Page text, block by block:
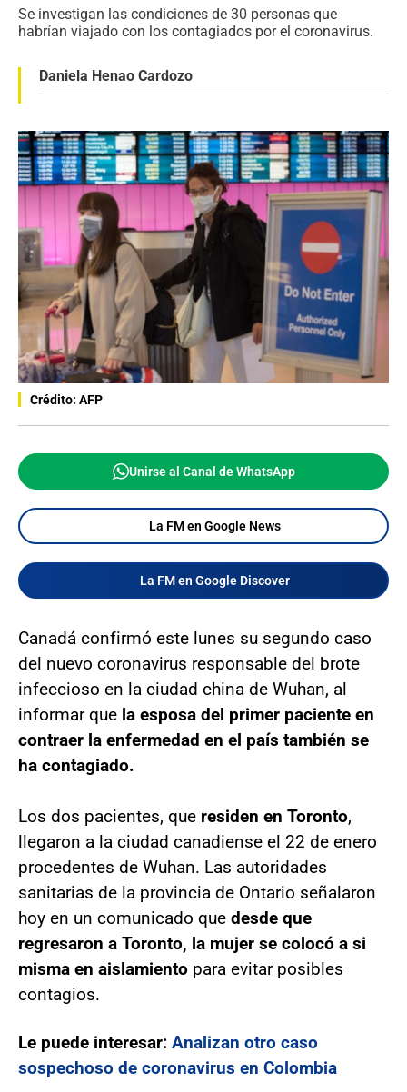
Se investigan las condiciones de 30 personas que
habrían viajado con los contagiados por el coronavirus.
Daniela Henao Cardozo
Crédito: AFP
Unirse al Canal de WhatsApp
La FM en Google News
La FM en Google Discover
Canadá confirmó este lunes su segundo caso
del nuevo coronavirus responsable del brote
infeccioso en la ciudad china de Wuhan, al
informar que la esposa del primer paciente en
contraer la enfermedad en el país también se
ha contagiado.
Los dos pacientes, que residen en Toronto,
llegaron a la ciudad canadiense el 22 de enero
procedentes de Wuhan. Las autoridades
sanitarias de la provincia de Ontario señalaron
hoy en un comunicado que desde que
regresaron a Toronto, la mujer se colocó a si
misma en aislamiento para evitar posibles
contagios.
Le puede interesar: Analizan otro caso
sospechoso de coronavirus en Colombia